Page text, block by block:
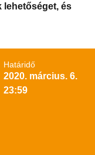
lehetőséget, és
Határidő
2020. március. 6.
23:59